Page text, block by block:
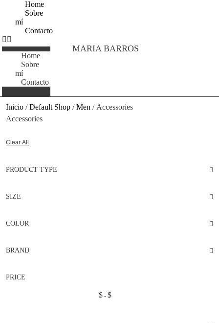
Home
Sobre
mí
Contacto
Home
Sobre
mí
Contacto
MARIA BARROS
Inicio /Default Shop /Men / Accessories
Accessories
Clear All
PRODUCT TYPE
SIZE
COLOR
BRAND
PRICE
$ $